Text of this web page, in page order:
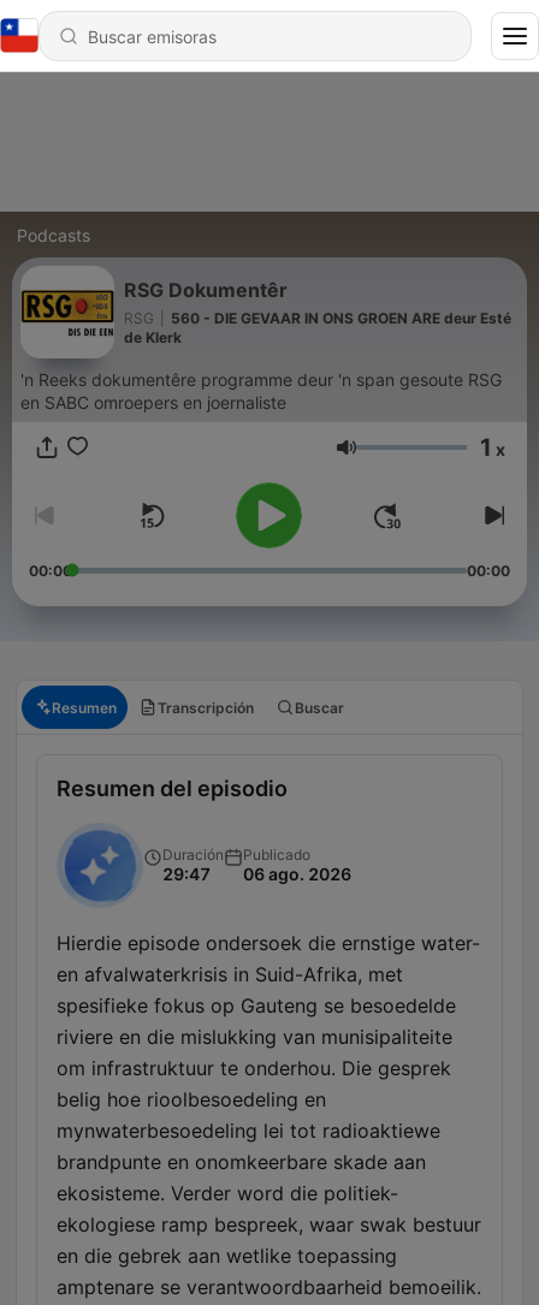
Podcasts
RSG Dokumentêr
RSG
560 - DIE GEVAAR IN ONS GROEN ARE deur Esté
de Klerk
'n Reeks dokumentêre programme deur 'n span gesoute RSG
en SABC omroepers en joernaliste
Volumen 1 x
00:00 00:00
Resumen Transcripción Buscar
Resumen del episodio
Duración
29:47
Publicado
06 ago. 2026
Hierdie episode ondersoek die ernstige water-
en afvalwaterkrisis in Suid-Afrika, met
spesifieke fokus op Gauteng se besoedelde
riviere en die mislukking van munisipaliteite
om infrastruktuur te onderhou. Die gesprek
belig hoe rioolbesoedeling en
mynwaterbesoedeling lei tot radioaktiewe
brandpunte en onomkeerbare skade aan
ekosisteme. Verder word die politiek-
ekologiese ramp bespreek, waar swak bestuur
en die gebrek aan wetlike toepassing
amptenare se verantwoordbaarheid bemoeilik.